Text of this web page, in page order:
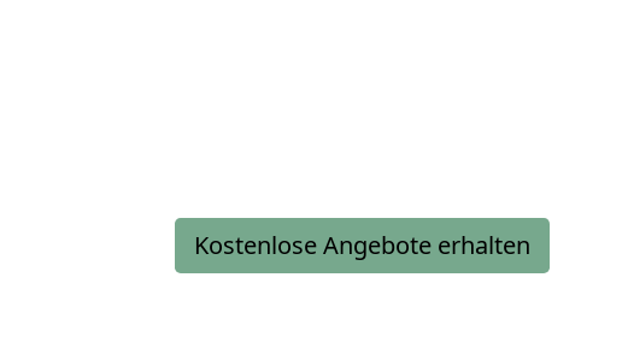
Kostenlose Angebote erhalten